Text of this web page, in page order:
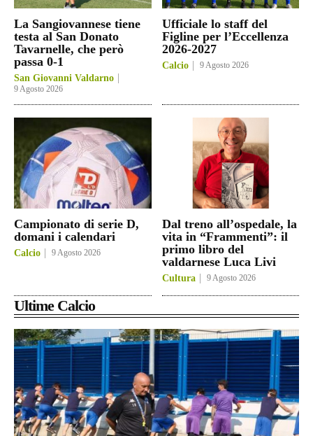
La Sangiovannese tiene
testa al San Donato
Tavarnelle, che però
passa 0-1
San Giovanni Valdarno
9 Agosto 2026
Ufficiale lo staff del
Figline per l’Eccellenza
2026-2027
Calcio 9 Agosto 2026
Campionato di serie D,
domani i calendari
Calcio 9 Agosto 2026
Dal treno all’ospedale, la
vita in “Frammenti”: il
primo libro del
valdarnese Luca Livi
Cultura 9 Agosto 2026
Ultime Calcio